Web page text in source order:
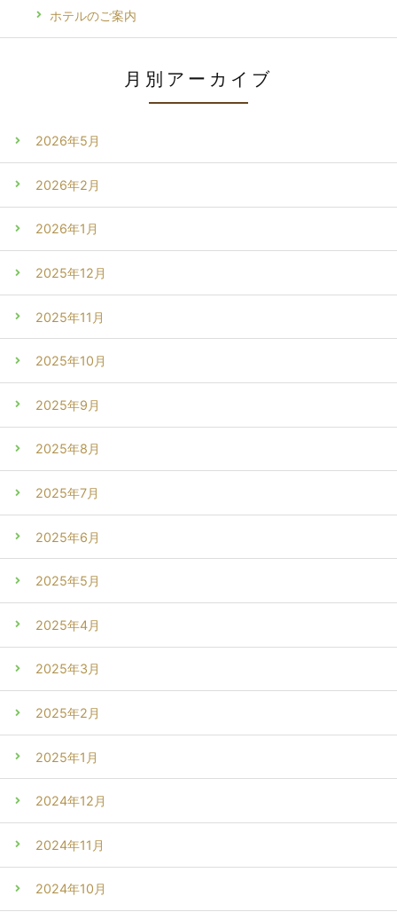
ホテルのご案内
月別アーカイブ
2026年5月
2026年2月
2026年1月
2025年12月
2025年11月
2025年10月
2025年9月
2025年8月
2025年7月
2025年6月
2025年5月
2025年4月
2025年3月
2025年2月
2025年1月
2024年12月
2024年11月
2024年10月